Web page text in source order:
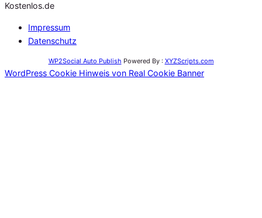
Kostenlos.de
Impressum
Datenschutz
WP2Social Auto Publish Powered By : XYZScripts.com
WordPress Cookie Hinweis von Real Cookie Banner